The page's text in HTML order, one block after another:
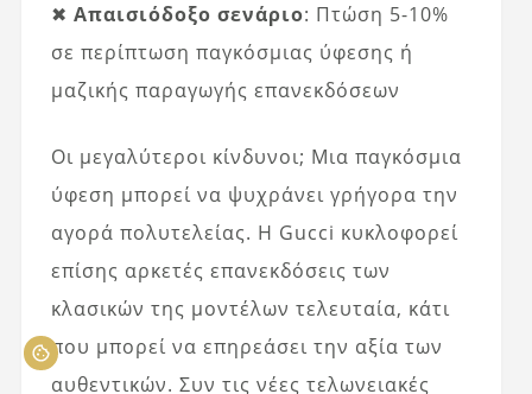
✖ Απαισιόδοξο σενάριο: Πτώση 5-10%
σε περίπτωση παγκόσμιας ύφεσης ή
μαζικής παραγωγής επανεκδόσεων
Οι μεγαλύτεροι κίνδυνοι; Μια παγκόσμια
ύφεση μπορεί να ψυχράνει γρήγορα την
αγορά πολυτελείας. Η Gucci κυκλοφορεί
επίσης αρκετές επανεκδόσεις των
κλασικών της μοντέλων τελευταία, κάτι
που μπορεί να επηρεάσει την αξία των
αυθεντικών. Συν τις νέες τελωνειακές